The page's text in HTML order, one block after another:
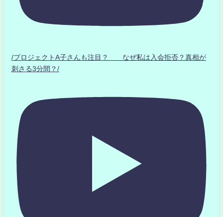
/プロジェクトA子さんも注目？ なぜ私は入会拒否？真相が
刺さる3分間？/